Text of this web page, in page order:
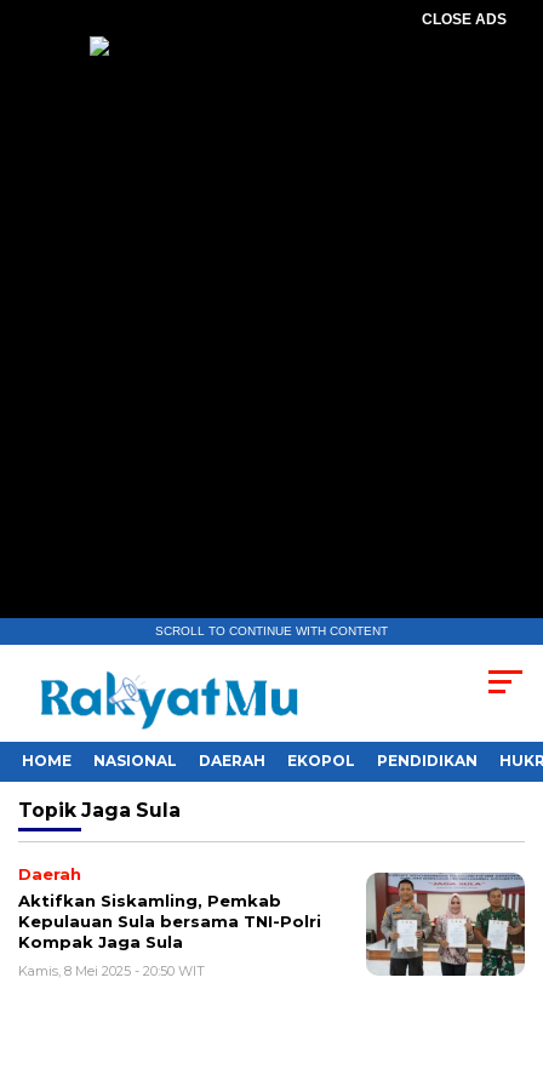
CLOSE ADS
SCROLL TO CONTINUE WITH CONTENT
HOME NASIONAL DAERAH EKOPOL PENDIDIKAN
Topik Jaga Sula
Daerah
Aktifkan Siskamling, Pemkab
Kepulauan Sula bersama TNI-Polri
Kompak Jaga Sula
Kamis, 8 Mei 2025 - 20:50 WIT